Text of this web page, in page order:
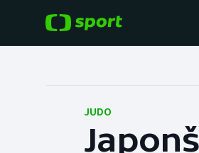
Hokej
JUDO